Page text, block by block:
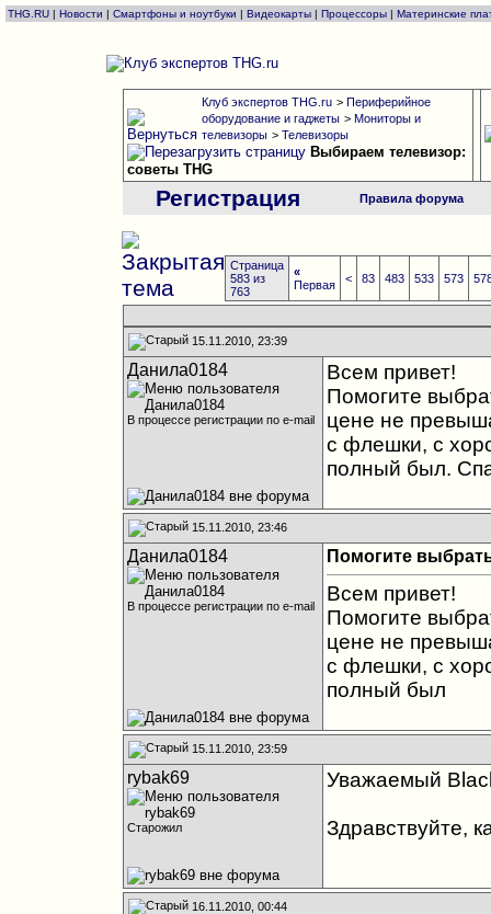
THG.RU | Новости | Смартфоны и ноутбуки | Видеокарты | Процессоры | Материнские
Клуб экспертов THG.ru > Периферийное
оборудование и гаджеты > Мониторы и
телевизоры > Телевизоры
Выбираем телевизор:
советы THG
Регистрация Правила форума
Страница
583 из
763
«
Первая
< 83 483 533 573
15.11.2010, 23:39
Данила0184
В процессе регистрации по e-mail
Всем привет!
Помогите
цене не
с флешки, с
полный был.
15.11.2010, 23:46
Данила0184
В процессе регистрации по e-mail
Помогите
Всем привет!
Помогите
цене не
с флешки, с
полный был
15.11.2010, 23:59
rybak69
Старожил
Уважаемый
Здравствуйте,
16.11.2010, 00:44